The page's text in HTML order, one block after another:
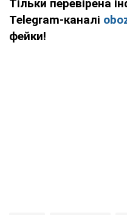
Тільки перевірена
Telegram-каналі
фейки!